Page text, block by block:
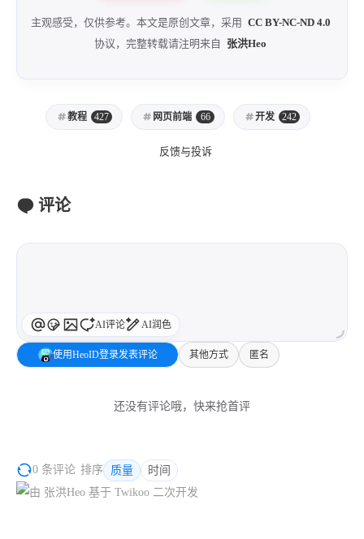
主观感受，仅供参考。本文是原创文章，采用 CC BY-NC-ND 4.0
协议，完整转载请注明来自
张洪Heo
教程 427 网页前端 66 开发 242
反馈与投诉
评论
AI评论 AI润色
使用HeoID登录发表评论 其他方式 匿名
还没有评论哦，快来抢首评
0 条评论 排序 质量 时间